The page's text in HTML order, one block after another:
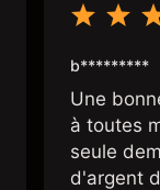
b*********
Une
à toutes
seule
d'argent